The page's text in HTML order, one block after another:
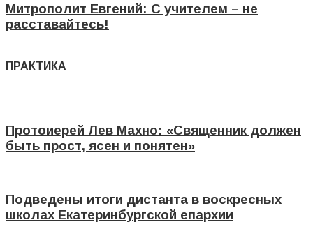
Митрополит Евгений: С учителем – не
расставайтесь!
ПРАКТИКА
Протоиерей Лев Махно: «Священник должен
быть прост, ясен и понятен»
Подведены итоги дистанта в воскресных
школах Екатеринбургской епархии